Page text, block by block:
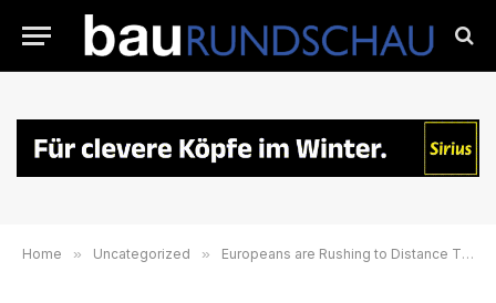
Home » Uncategorized » Europeans are Rushing to Distance Themselves from Putin